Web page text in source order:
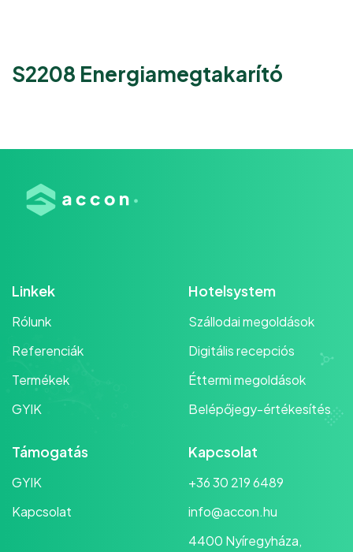
S2208 Energiamegtakarító
Linkek
Rólunk
Referenciák
Termékek
GYIK
Hotelsystem
Szállodai megoldások
Digitális recepciós
Éttermi megoldások
Belépőjegy-értékesítés
Támogatás
GYIK
Kapcsolat
Kapcsolat
+36 30 219 6489
info@accon.hu
4400 Nyíregyháza,